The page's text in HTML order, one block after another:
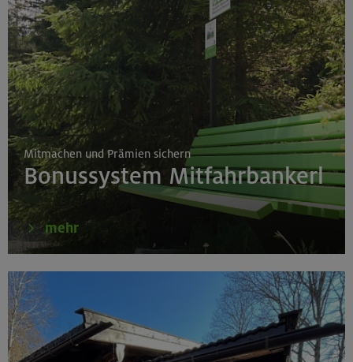
Mitmachen und Prämien sichern
Bonussystem Mitfahrbankerl
mehr